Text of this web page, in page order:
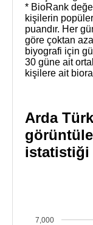
* BioRank
kişilerin
puandır. Her
göre çoktan
biyografi için
30 güne ait
kişilere ait
Arda
istatistiği
7,000